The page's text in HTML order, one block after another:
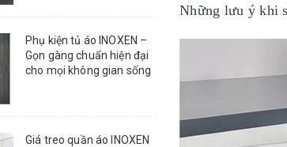
Những lưu ý khi
Phụ kiện tủ áo INOXEN –
Gọn gàng chuẩn hiện đại
cho mọi không gian sống
Giá treo quần áo INOXEN